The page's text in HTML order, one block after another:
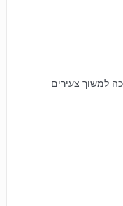
למשוך צעירים